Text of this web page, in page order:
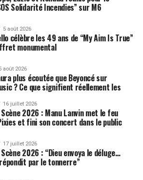
Solidarité Incendies” sur M6
5 août 2026
célèbre les 49 ans de “My Aim Is True”
monumental
août 2026
plus écoutée que Beyoncé sur
? Ce que signifient réellement les
16 juillet 2026
2026 : Manu Lanvin met le feu
et fini son concert dans le public
17 juillet 2026
2026 : “Dieu envoya le déluge…
par le tonnerre”